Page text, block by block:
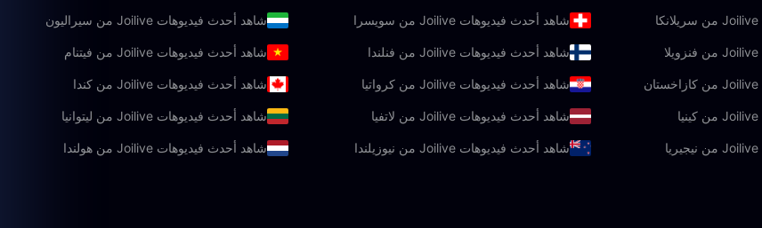
شاهد أحدث فيديوهات Joilive من سويسرا شاهد أحدث فيديوهات Joilive من سيراليون
شاهد أحدث فيديوهات Joilive من فنلندا شاهد أحدث فيديوهات Joilive من فيتنام
شاهد أحدث فيديوهات Joilive من كرواتيا شاهد أحدث فيديوهات Joilive من كندا
شاهد أحدث فيديوهات Joilive من لاتفيا شاهد أحدث فيديوهات Joilive من ليتوانيا
شاهد أحدث فيديوهات Joilive من نيوزيلندا شاهد أحدث فيديوهات Joilive من هولندا